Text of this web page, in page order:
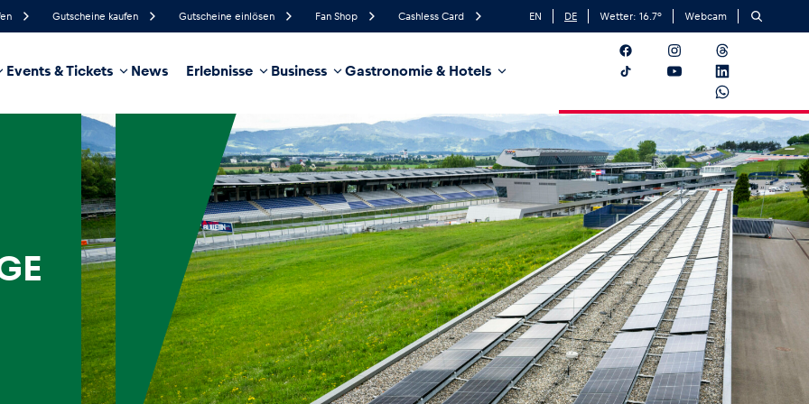
Gutscheine kaufen Gutscheine einlösen Fan Shop Cashless Card EN DE Wetter: 16.7° Webcam
Events & Tickets News Erlebnisse Business Gastronomie & Hotels
Regenwahrscheinlichkeit Windrichtung
Business